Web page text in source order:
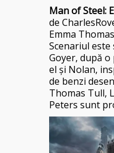
Man of Steel:
de
Emma
Scenariul este
Goyer, după
el şi Nolan,
de benzi
Thomas Tull,
Peters sunt